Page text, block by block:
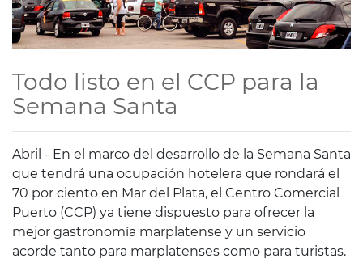
Todo listo en el CCP para la
Semana Santa
Abril - En el marco del desarrollo de la Semana Santa
que tendrá una ocupación hotelera que rondará el
70 por ciento en Mar del Plata, el Centro Comercial
Puerto (CCP) ya tiene dispuesto para ofrecer la
mejor gastronomía marplatense y un servicio
acorde tanto para marplatenses como para turistas.